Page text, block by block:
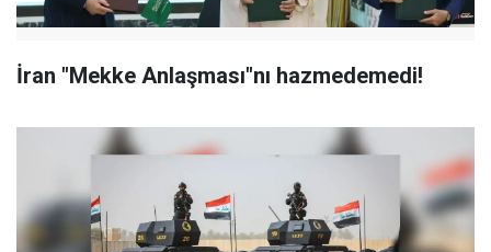
İran "Mekke Anlaşması"nı hazmedemedi!